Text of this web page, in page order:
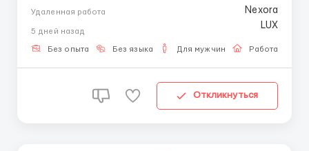
работать удалённо и развиваться в сфере онлайн-
переписку — отвечать на сообщения —
сопровождать клиентов — работать с внутренней
Удаленная работа
5 дней назад
Без опыта Без языка Для мужчин Работа
Откликнуться